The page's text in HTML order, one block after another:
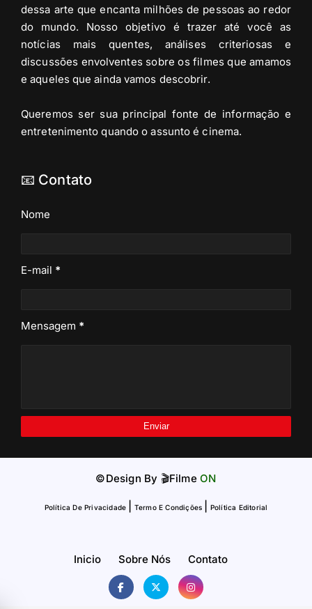
dessa arte que encanta milhões de pessoas ao redor
do mundo. Nosso objetivo é trazer até você as
notícias mais quentes, análises criteriosas e
discussões envolventes sobre os filmes que amamos
e aqueles que ainda vamos descobrir.
Queremos ser sua principal fonte de informação e
entretenimento quando o assunto é cinema.
📧 Contato
Nome
E-mail *
Mensagem *
©Design By 🎬Filme ON
Política De Privacidade Termo E Condições Política Editorial
Inicio Sobre Nós Contato